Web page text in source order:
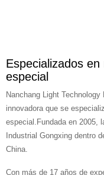
Especializados
especial
Nanchang Light
innovadora que se
especial.Fundada en 2005,
Industrial Gongxing dentro
China.
Con más de 17 años de